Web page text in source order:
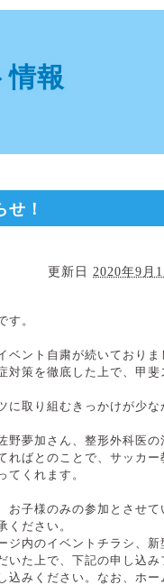
情報
！
更新日 2020年9月
す。
ベント自粛が続いておりま
対策を徹底した上で、甲斐
に取り組むきっかけが少な
野夢加さん、整形外科医の
ればとのことで、サッカー
てくれます。
お子様のみの参加とさせて
ください。
ジ内のイベントチラシ、新
いた上で、下記の申し込み
込みください。なお、ホー